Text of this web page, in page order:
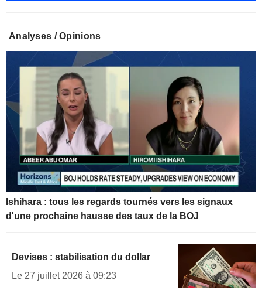
Analyses / Opinions
Ishihara : tous les regards tournés vers les signaux
d'une prochaine hausse des taux de la BOJ
Devises : stabilisation du dollar
Le 27 juillet 2026 à 09:23